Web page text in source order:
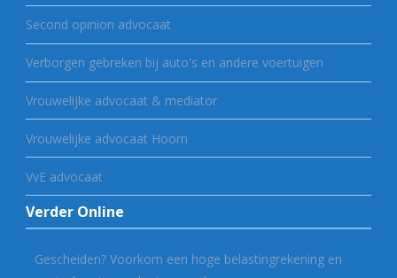
Second opinion advocaat
Verborgen gebreken bij auto's en andere voertuigen
Vrouwelijke advocaat & mediator
Vrouwelijke advocaat Hoorn
VvE advocaat
Verder Online
Gescheiden? Voorkom een hoge belastingrekening en